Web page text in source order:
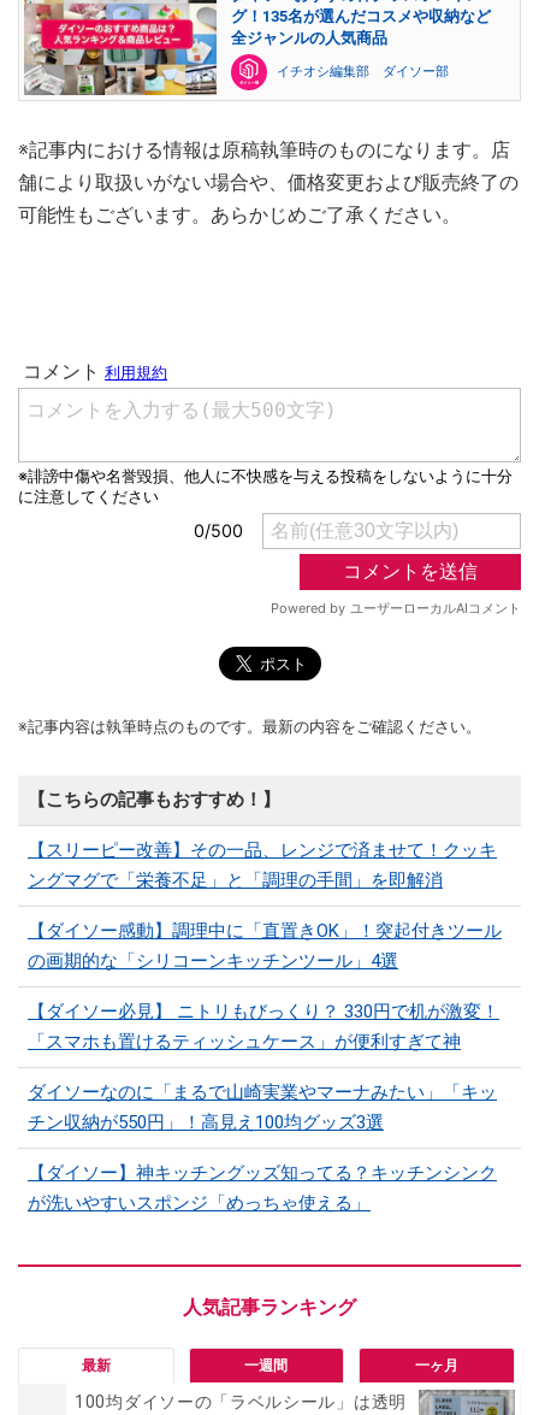
グ！135名が選んだコスメや収納など
全ジャンルの人気商品
イチオシ編集部 ダイソー部
※記事内における情報は原稿執筆時のものになります。店
舗により取扱いがない場合や、価格変更および販売終了の
可能性もございます。あらかじめご了承ください。
※記事内容は執筆時点のものです。最新の内容をご確認ください。
【こちらの記事もおすすめ！】
【スリーピー改善】その一品、レンジで済ませて！クッキ
ングマグで「栄養不足」と「調理の手間」を即解消
【ダイソー感動】調理中に「直置きOK」！突起付きツール
の画期的な「シリコーンキッチンツール」4選
【ダイソー必見】 ニトリもびっくり？ 330円で机が激変！
「スマホも置けるティッシュケース」が便利すぎて神
ダイソーなのに「まるで山崎実業やマーナみたい」「キッ
チン収納が550円」！高見え100均グッズ3選
【ダイソー】神キッチングッズ知ってる？キッチンシンク
が洗いやすいスポンジ「めっちゃ使える」
最新 一週間 一ヶ月
100均ダイソーの「ラベルシール」は透明